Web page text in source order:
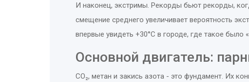
И наконец, экстримы. Рекорды бьют рекорды,
смещение среднего увеличивает вероятность
впервые увидеть +30°C в городе, где такое было
Основной двигатель:
CO₂, метан и закись азота - это фундамент. Их